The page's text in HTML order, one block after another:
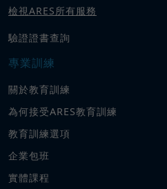
檢視ARES所有服務
驗證證書查詢
專業訓練
關於教育訓練
為何接受ARES教育訓練
教育訓練選項
企業包班
實體課程